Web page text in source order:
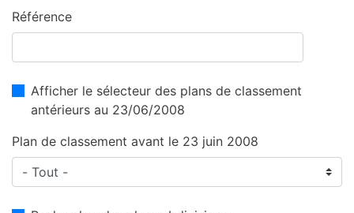
Référence
Afficher le sélecteur des plans de classement
antérieurs au 23/06/2008
Plan de classement avant le 23 juin 2008